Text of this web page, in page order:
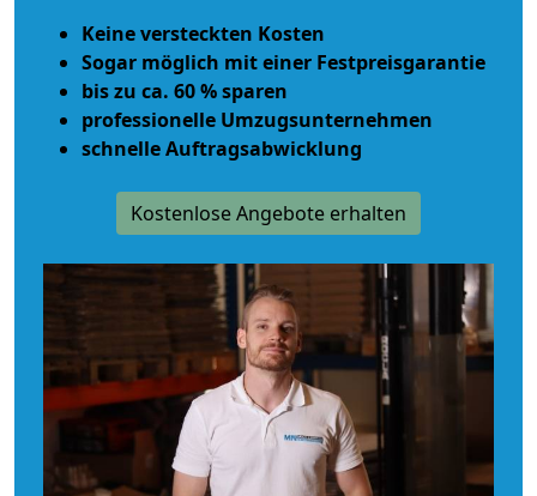
Keine versteckten Kosten
Sogar möglich mit einer Festpreisgarantie
bis zu ca. 60 % sparen
professionelle Umzugsunternehmen
schnelle Auftragsabwicklung
Kostenlose Angebote erhalten